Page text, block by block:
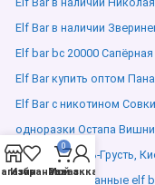
Elf Bar в наличии
Elf bar bc 20000
Elf Bar купить оптом
Elf Bar с никотином
одноразки Остапа
Вейп шоп Кинь-Грусть,
Сертифицированные elf
Избранное
0
Заказ
Мой аккаунт